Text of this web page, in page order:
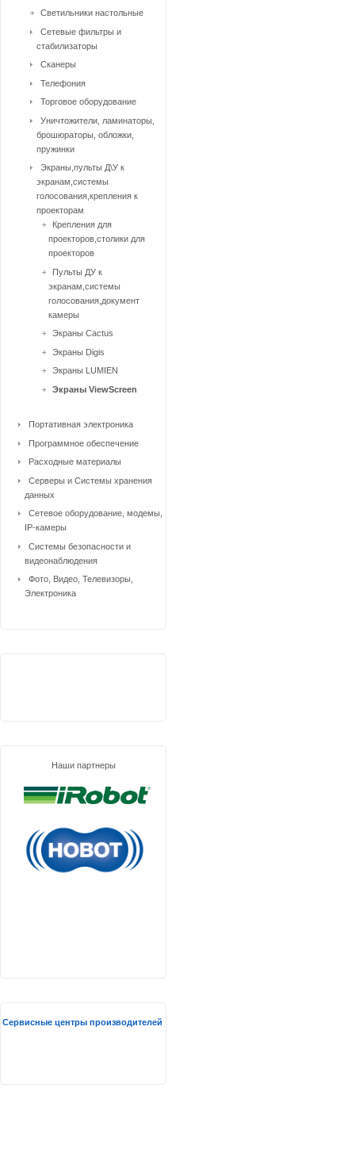
Светильники настольные
Сетевые фильтры и
стабилизаторы
Сканеры
Телефония
Торговое оборудование
Уничтожители, ламинаторы,
брошюраторы, обложки,
пружинки
Экраны,пульты Д\У к
экранам,системы
голосования,крепления к
проекторам
Крепления для
проекторов,столики для
проекторов
Пульты ДУ к
экранам,системы
голосования,документ
камеры
Экраны Cactus
Экраны Digis
Экраны LUMIEN
Экраны ViewScreen
Портативная электроника
Программное обеспечение
Расходные материалы
Серверы и Системы хранения
данных
Сетевое оборудование, модемы,
IP-камеры
Системы безопасности и
видеонаблюдения
Фото, Видео, Телевизоры,
Электроника
Наши партнеры
Сервисные центры производителей